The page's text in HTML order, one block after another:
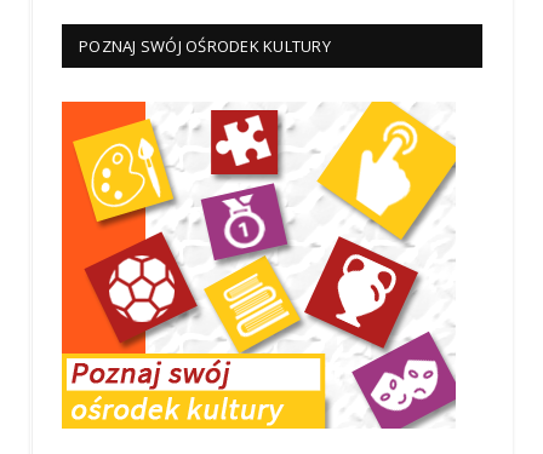
POZNAJ SWÓJ OŚRODEK KULTURY